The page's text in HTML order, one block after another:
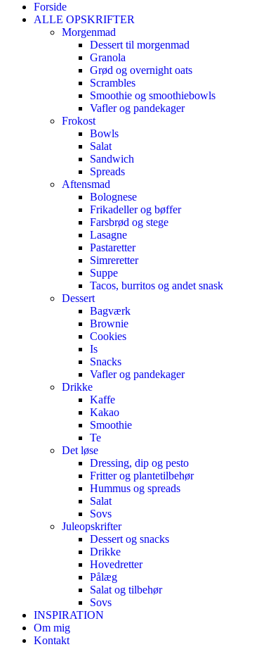
Forside
ALLE OPSKRIFTER
Morgenmad
Dessert til morgenmad
Granola
Grød og overnight oats
Scrambles
Smoothie og smoothiebowls
Vafler og pandekager
Frokost
Bowls
Salat
Sandwich
Spreads
Aftensmad
Bolognese
Frikadeller og bøffer
Farsbrød og stege
Lasagne
Pastaretter
Simreretter
Suppe
Tacos, burritos og andet snask
Dessert
Bagværk
Brownie
Cookies
Is
Snacks
Vafler og pandekager
Drikke
Kaffe
Kakao
Smoothie
Te
Det løse
Dressing, dip og pesto
Fritter og plantetilbehør
Hummus og spreads
Salat
Sovs
Juleopskrifter
Dessert og snacks
Drikke
Hovedretter
Pålæg
Salat og tilbehør
Sovs
INSPIRATION
Om mig
Kontakt